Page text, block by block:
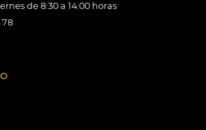
de 8:30 a 14:00 horas
78